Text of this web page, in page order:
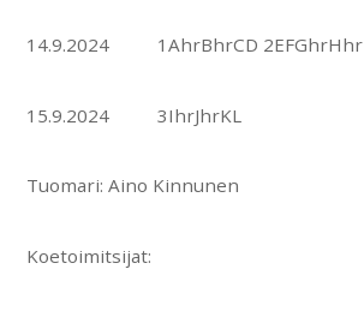
14.9.2024 1AhrBhrCD 2EFGhrHhr
15.9.2024 3IhrJhrKL
Tuomari: Aino Kinnunen
Koetoimitsijat: